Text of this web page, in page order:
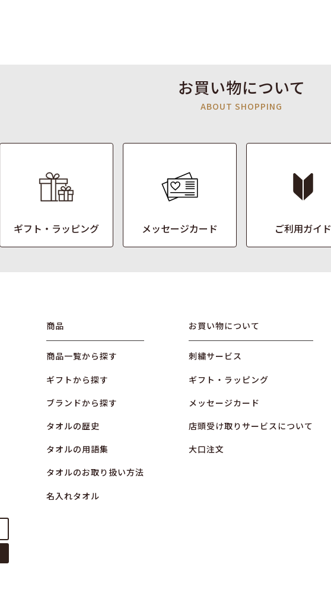
お買い物について
ABOUT SHOPPING
ギフト・ラッピング メッセージカード ご利用ガイド
商品
商品一覧から探す
ギフトから探す
ブランドから探す
タオルの歴史
タオルの用語集
タオルのお取り扱い方法
名入れタオル
お買い物について
刺繍サービス
ギフト・ラッピング
メッセージカード
店頭受け取りサービスについて
大口注文